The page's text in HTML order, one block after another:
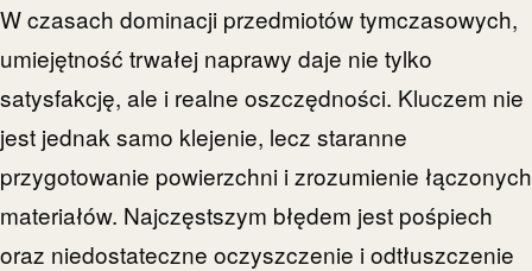
W czasach dominacji przedmiotów tymczasowych,
umiejętność trwałej naprawy daje nie tylko
satysfakcję, ale i realne oszczędności. Kluczem nie
jest jednak samo klejenie, lecz staranne
przygotowanie powierzchni i zrozumienie łączonych
materiałów. Najczęstszym błędem jest pośpiech
oraz niedostateczne oczyszczenie i odtłuszczenie